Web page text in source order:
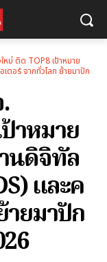
ม่ ติด TOP8 เป้าหมาย
อร์ จากทั่วโลก ย้ายมาปัก
าหมาย
นดิจิทัล
และค
ายมาปัก